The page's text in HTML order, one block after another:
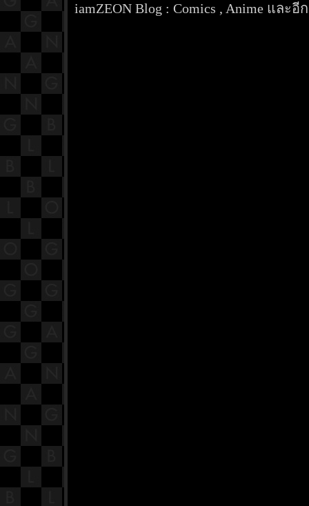
iamZEON Blog : Comics , Anime และอี